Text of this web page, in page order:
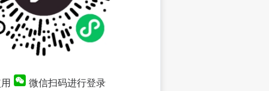
微信扫码进行登录